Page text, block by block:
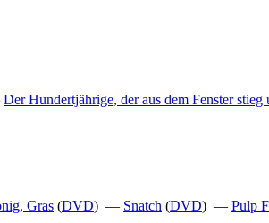
Der Hundertjährige, der aus dem Fenster stieg
Gras (DVD) — Snatch (DVD) — Pulp